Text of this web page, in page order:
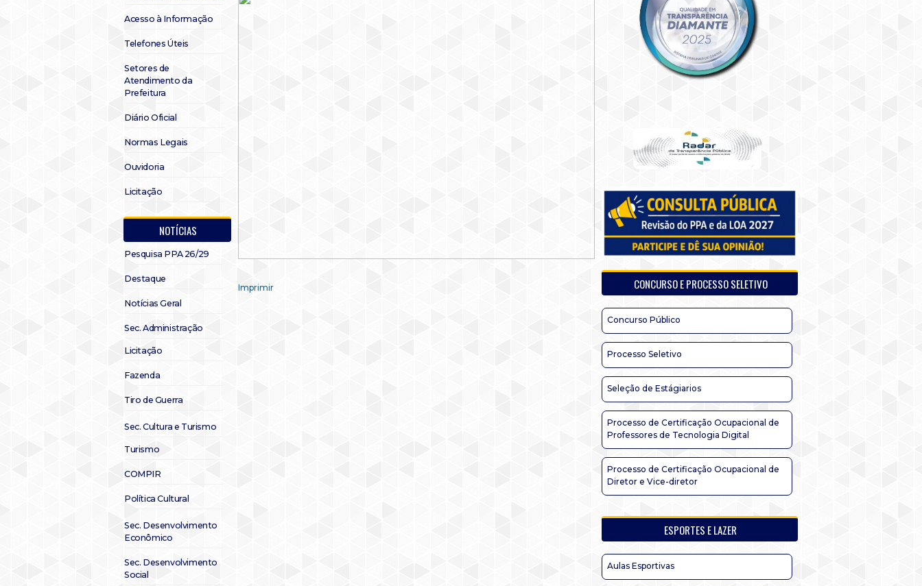
Acesso à Informação
Telefones Úteis
Setores de
Atendimento da
Prefeitura
Diário Oficial
Normas Legais
Ouvidoria
Licitação
NOTÍCIAS
Pesquisa PPA 26/29
Destaque
Notícias Geral
Sec. Administração
Licitação
Fazenda
Tiro de Guerra
Sec. Cultura e Turismo
Turismo
COMPIR
Política Cultural
Sec. Desenvolvimento
Econômico
Sec. Desenvolvimento
Social
Imprimir CONCURSO E PROCESSO SELETIVO
Concurso Público
Processo Seletivo
Seleção de Estágiarios
Processo de Certificação Ocupacional de
Professores de Tecnologia Digital
Processo de Certificação Ocupacional de
Diretor e Vice-diretor
ESPORTES E LAZER
Aulas Esportivas